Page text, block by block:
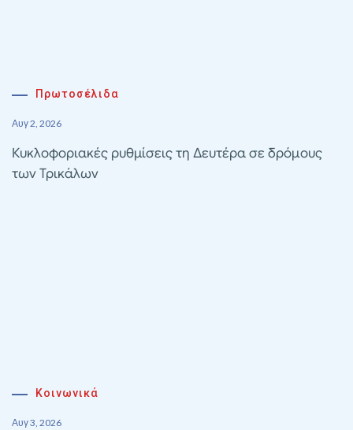
Πρωτοσέλιδα
Αυγ 2, 2026
Κυκλοφοριακές ρυθμίσεις τη Δευτέρα σε δρόμους
των Τρικάλων
Κοινωνικά
Αυγ 3, 2026